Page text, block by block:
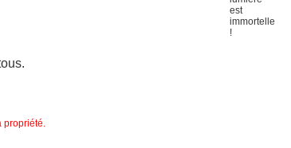
propriété.